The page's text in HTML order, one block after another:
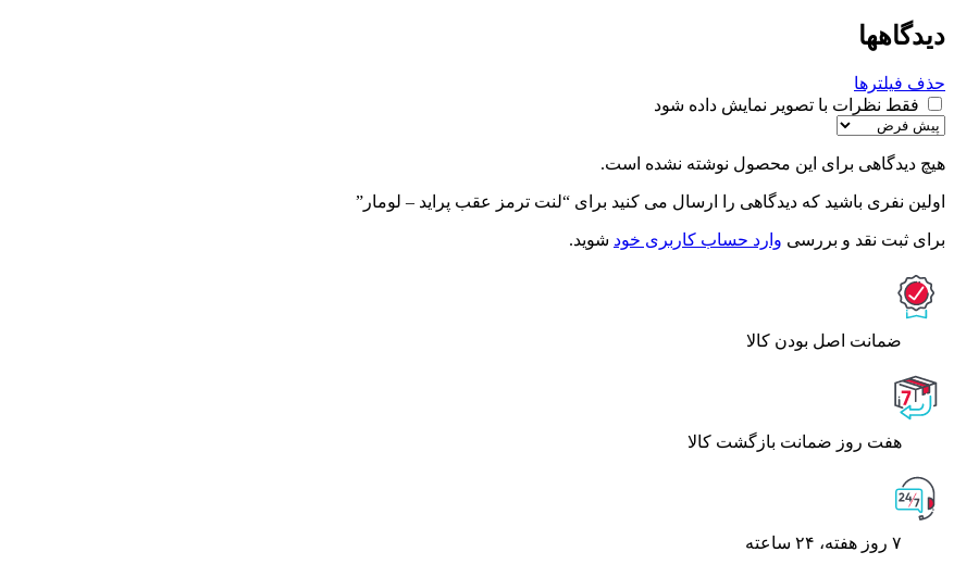
دیدگاهها
حذف فیلترها
فقط نظرات با تصویر نمایش داده شود
هیچ دیدگاهی برای این محصول نوشته نشده است.
اولین نفری باشید که دیدگاهی را ارسال می کنید برای “لنت ترمز عقب پراید – لومار”
برای ثبت نقد و بررسی وارد حساب کاربری خود شوید.
ﺿﻤﺎﻧﺖ اﺻﻞ ﺑﻮدن ﮐﺎﻟﺎ
هفت روز ضمانت بازگشت کالا
۷ روز ﻫﻔﺘﻪ، ۲۴ ﺳﺎﻋﺘﻪ